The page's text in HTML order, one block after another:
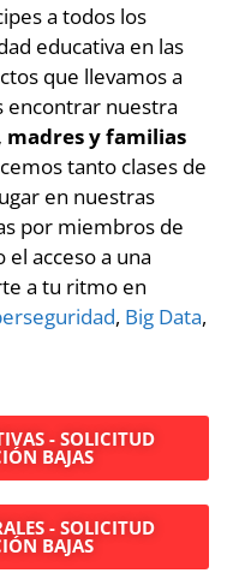
a todos los
educativa en las
que llevamos a
encontrar nuestra
madres y familias
tanto clases de
en nuestras
por miembros de
acceso a una
a tu ritmo en
, Big Data,
- SOLICITUD
BAJAS
- SOLICITUD
BAJAS